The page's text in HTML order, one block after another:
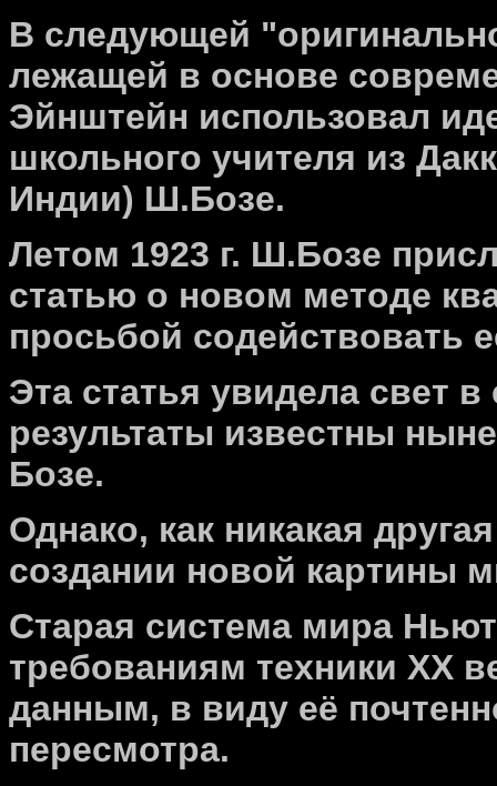
В следующей
лежащей в основе
Эйнштейн использовал
школьного учителя из
Индии) Ш.Бозе.
Летом 1923 г. Ш.Бозе
статью о новом методе
просьбой содействовать
Эта статья увидела свет в
результаты известны
Бозе.
Однако, как никакая
создании новой картины
Старая система мира
требованиям техники XX
данным, в виду её
пересмотра.